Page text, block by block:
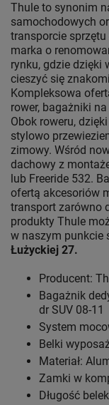
Thule to synonim
samochodowych
transporcie
marka o
rynku, gdzie dzięki
cieszyć się
Kompleksowa
rower, bagażniki
Obok roweru,
stylowo
zimowy. Wśród
dachowy z
lub Freeride 532.
ofertą akcesoriów
transport zarówno
produkty Thule
w naszym punkcie
Łużyckiej 27.
Producent:
Bagażnik
dr SUV 08-11
System
Belki
Materiał:
Zamki w
Długość